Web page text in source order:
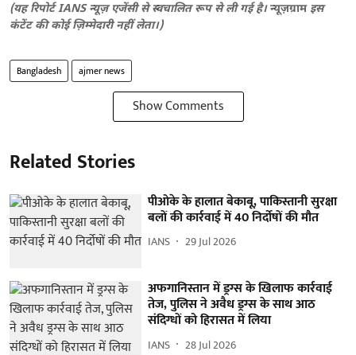
(यह रिपोर्ट IANS न्यूज़ एजेंसी से स्वचालित रूप से ली गई है।न्यूज़ग्राम इस
कंटेंट की कोई ज़िम्मेदारी नहीं लेता।)
Bangladesh ajmer news
Show Comments
Related Stories
पीओके के हालात बेकाबू, पाकिस्तानी सुरक्षा
बलों की कार्रवाई में 40 निर्दोषों की मौत
IANS 29 Jul 2026
अफगानिस्तान में ड्रग्स के खिलाफ कार्रवाई
तेज, पुलिस ने अवैध ड्रग्स के साथ आठ
संदिग्धों को हिरासत में लिया
IANS 28 Jul 2026